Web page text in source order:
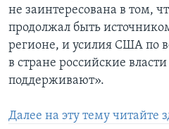
не заинтересована в том,
продолжал быть
регионе, и усилия США по
в стране российские
поддерживают».
Далее на эту тему читайте